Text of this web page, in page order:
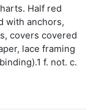
Half red
with anchors,
covers covered
lace framing
f. not. c.